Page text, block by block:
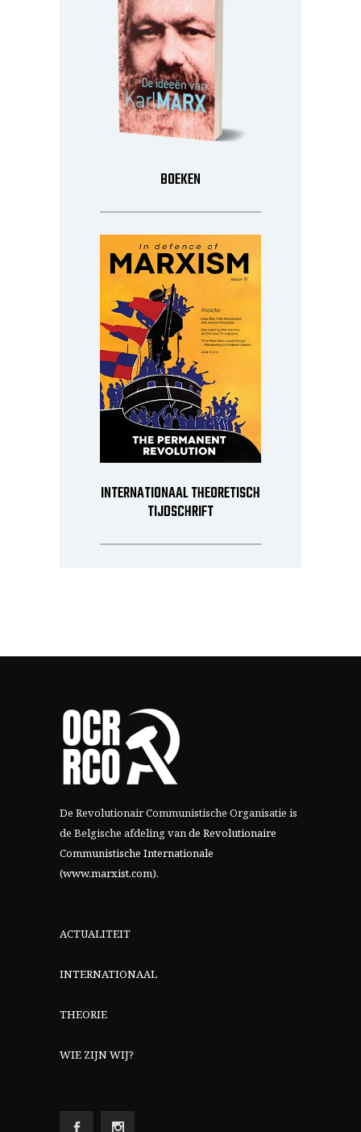
BOEKEN
INTERNATIONAAL THEORETISCH
TIJDSCHRIFT
De Revolutionair Communistische Organisatie is
de Belgische afdeling vande Revolutionaire
Communistische Internationale
(www.marxist.com).
ACTUALITEIT
INTERNATIONAAL
THEORIE
WIE ZIJN WIJ?